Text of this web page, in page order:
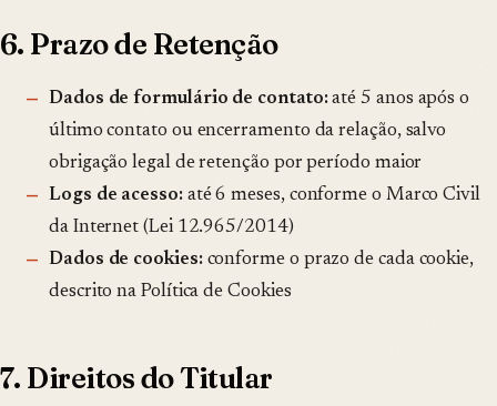
6. Prazo de Retenção
Dados de formulário de contato:até 5 anos após o
último contato ou encerramento da relação, salvo
obrigação legal de retenção por período maior
Logs de acesso:até 6 meses, conforme o Marco Civil
da Internet (Lei 12.965/2014)
Dados de cookies:conforme o prazo de cada cookie,
descrito na Política de Cookies
7. Direitos do Titular